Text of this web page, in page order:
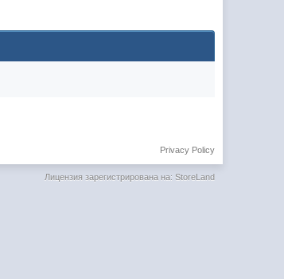
Privacy Policy
Лицензия зарегистрирована на: StoreLand